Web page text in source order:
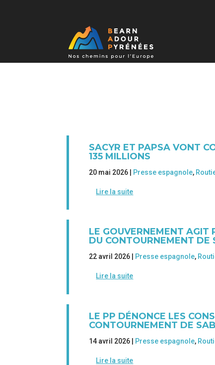
SACYR ET PAPSA VONT
135 MILLIONS
20 mai 2026 | Presse espagnole,
Lire la suite
LE GOUVERNEMENT AGIT
DU CONTOURNEMENT DE
22 avril 2026 | Presse espagnole,
Lire la suite
LE PP DÉNONCE LES
CONTOURNEMENT DE
14 avril 2026 | Presse espagnole,
Lire la suite